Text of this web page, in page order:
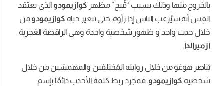
وذلكبسبب“قُبح”مظهركوازيمودوالذى يعتقد
الناسإذا رأوه،حتىتتغير حياةكوازيمودومن
وظهورشخصيةواحدةوهىالراقصةالغجرية
خلالروايتهالمُختلفين والمهمشينمن خلال
.فمجردربطكلمة الأحدب دائمًابإسم